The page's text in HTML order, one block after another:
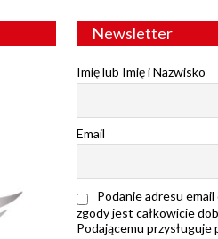
Newsletter
Imię lub Imię i Nazwisko
Email
Podanie adresu
zgody jest całkowicie
Podającemu przysługuje